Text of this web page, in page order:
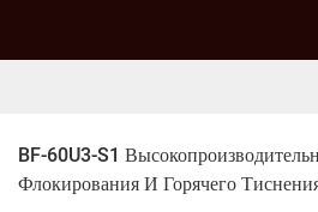
BF-60U3-S1
Флокирования И Горячего